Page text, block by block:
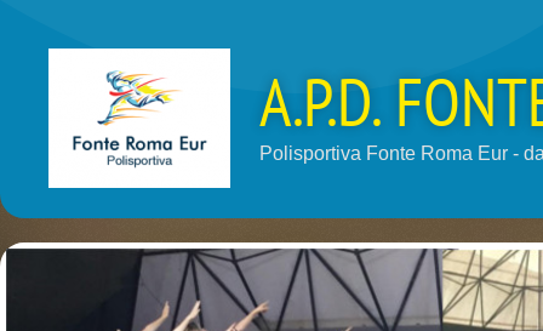
A.P.D.
Polisportiva Fonte Roma Eur -